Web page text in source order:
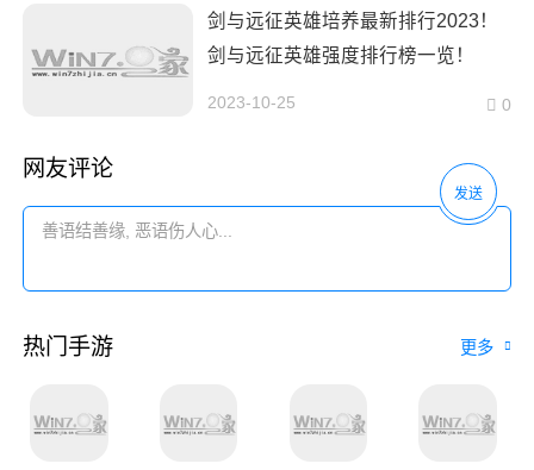
剑与远征英雄培养最新排行2023！
剑与远征英雄强度排行榜一览！
2023-10-25 0
网友评论
发送
热门手游 更多